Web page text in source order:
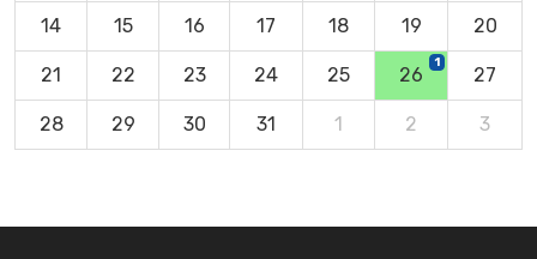
14 15 16 17 18 19 20
21 22 23 24 25 26
1
27
28 29 30 31 1 2 3